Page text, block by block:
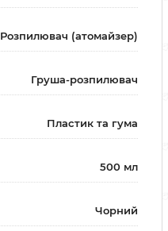
Розпилювач (атомайзер)
Груша-розпилювач
Пластик та гума
500 мл
Чорний